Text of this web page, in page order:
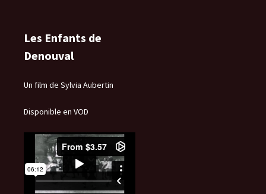
Les Enfants de
Denouval
Un film de Sylvia Aubertin
Disponible en VOD